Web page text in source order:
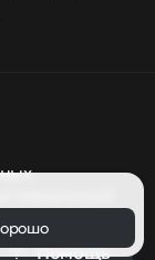
Помощь